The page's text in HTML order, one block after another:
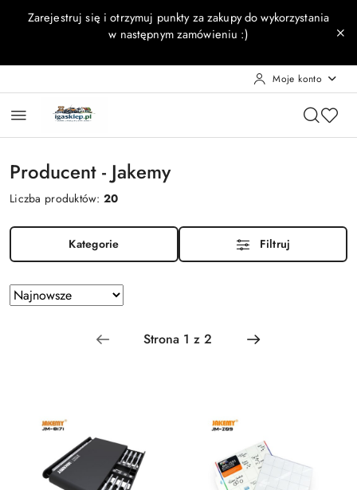
Przejdź do treści głównej
Przejdź do wyszukiwarki
Przejdź do moje konto
Przejdź do menu głównego
Przejdź do stopki
Zarejestruj się i otrzymuj punkty za zakupy do wykorzystania
w następnym zamówieniu :)
Moje konto
Producent - Jakemy
Liczba produktów:20
Kategorie Filtruj
Zastosowano
sortowanie:
Sortuj
według